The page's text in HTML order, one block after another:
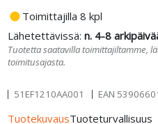
fiber_manual_record Toimittajilla 8 kpl
Lähetettävissä:n. 4-8
Tuotetta saatavilla toimittajiltamme,
toimitusajasta.
51EF1210AA001 EAN
TuotekuvausTuoteturvallisuus